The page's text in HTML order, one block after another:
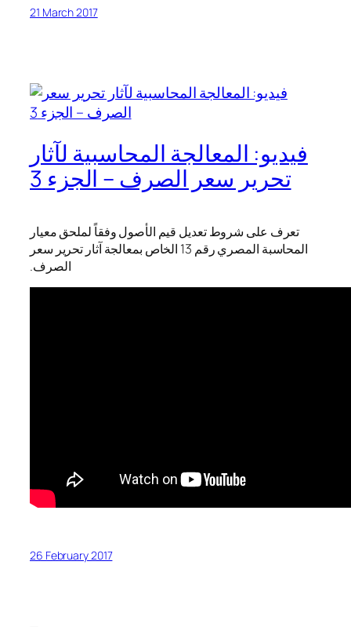
21 March 2017
فيديو: المعالجة المحاسبية لآثار
تحرير سعر الصرف – الجزء 3
تعرف على شروط تعديل قيم الأصول وفقاً لملحق معيار
المحاسبة المصري رقم 13 الخاص بمعالجة آثار تحرير سعر
الصرف.
26 February 2017